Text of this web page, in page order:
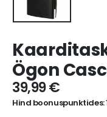
Ögon
39,99€
Hind boonuspunktides: